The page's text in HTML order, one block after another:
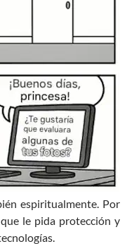
espiritualmente. Por
le pida protección y